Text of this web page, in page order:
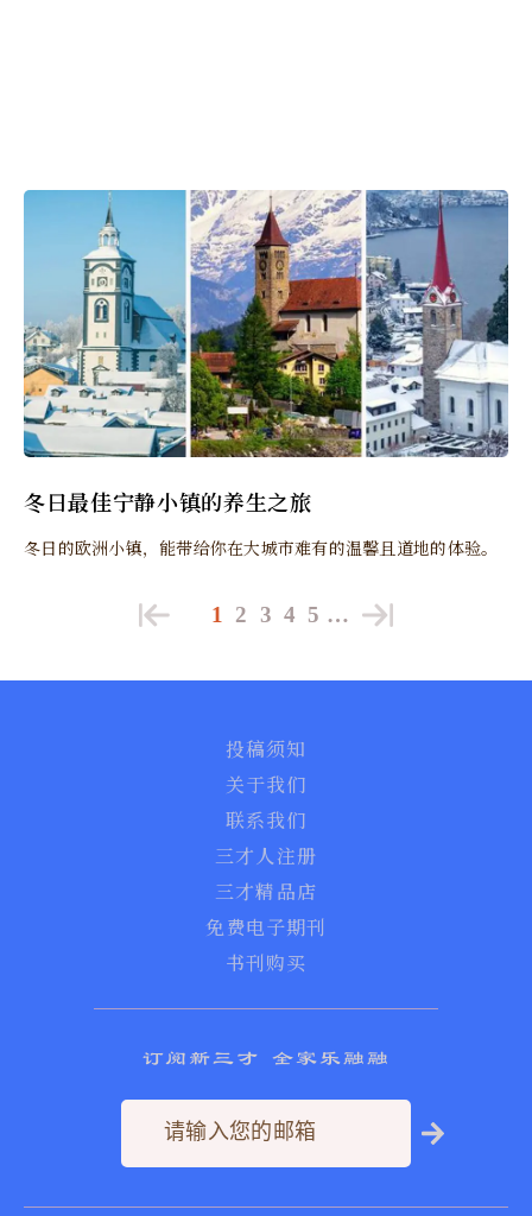
冬日最佳宁静小镇的养生之旅
冬日的欧洲小镇，能带给你在大城市难有的温馨且道地的体验。
1 2 3 4 5 …
投稿须知
关于我们
联系我们
三才人注册
三才精品店
免费电子期刊
书刊购买
订阅新三才 全家乐融融